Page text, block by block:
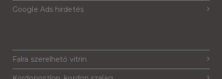
Google Ads hirdetés
Falra szerelhető vitrin